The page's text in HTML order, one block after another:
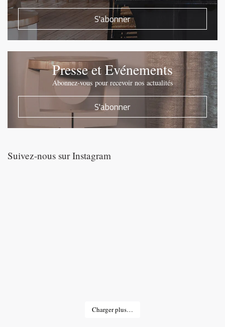
S'abonner
Presse et Evénements
Abonnez-vous pour recevoir nos actualités
S'abonner
Suivez-nous sur Instagram
Charger plus…